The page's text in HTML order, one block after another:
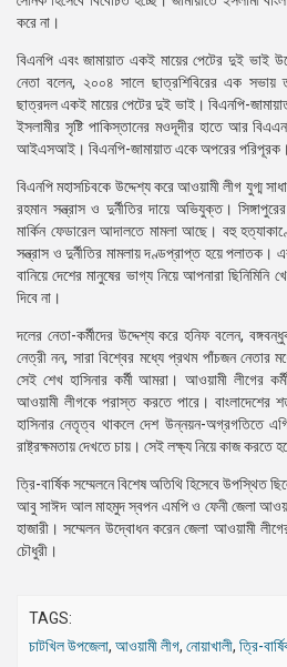
করে না।
বিএনপি এবং জামায়াত একই মায়ের পেটের দুই ভাই
নেতা বলেন, ২০০৪ সালে ছাত্রশিবিরের এক সভায়
ছাত্রদল একই মায়ের পেটের দুই ভাই। বিএনপি-
ইসলামীর সৃষ্টি পাকিস্তানের মওদূদীর হাতে আর
আইএসআই। বিএনপি-জামায়াত একে অপরের পরিপূরক।
বিএনপি মহাসচিবকে উদ্দেশ্য করে আওয়ামী লীগ যুগ্ম
রহমান সন্ত্রাস ও দুর্নীতির দায়ে অভিযুক্ত।
মার্কিন ফেডারেল আদালতে মামলা আছে। বহু
সন্ত্রাস ও দুর্নীতির মামলায় দণ্ডপ্রাপ্ত হয়ে পলাতক।
বানিয়ে দেশের মানুষের ভাগ্য নিয়ে আপনারা
দিবে না।
দলের নেতা-কর্মীদের উদ্দেশ্য করে হনিফ বলেন,
নেত্রী নন, সারা বিশ্বের মধ্যে প্রথম পাঁচজন নেতার
সেই শেখ হাসিনার কর্মী আমরা। আওয়ামী লীগের
আওয়ামী লীগকে পরাস্ত করতে পারে। বাংলাদেশের
হাসিনার নেতৃত্ব থাকলে দেশ উন্নয়ন-অগ্রগতিতে
রাষ্ট্রক্ষমতায় দেখতে চায়। সেই লক্ষ্য নিয়ে কাজ করতে
ত্রি-বার্ষিক সম্মেলনে বিশেষ অতিথি হিসেবে উপস্থিত
আবু সাঈদ আল মাহমুদ স্বপন এমপি ও ফেনী জেলা
হাজারী। সম্মেলন উদ্বোধন করেন জেলা আওয়ামী
চৌধুরী।
TAGS:
চাটখিল উপজেলা, আওয়ামী লীগ, নোয়াখালী, ত্রি-